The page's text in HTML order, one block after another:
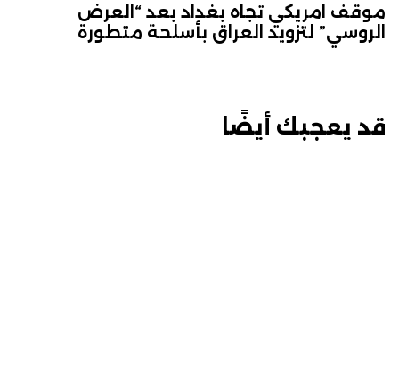
موقف امريكي تجاه بغداد بعد “العرض
الروسي” لتزويد العراق بأسلحة متطورة
قد يعجبك أيضًا